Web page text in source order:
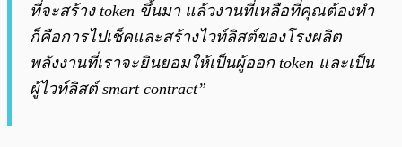
ที่จะสร้าง token ขึ้นมา แล้วงานที่เหลือที่คุณต้องทำ
ก็คือการไปเช็คและสร้างไวท์ลิสต์ของโรงผลิต
พลังงานที่เราจะยินยอมให้เป็นผู้ออก token และเป็น
ผู้ไวท์ลิสต์ smart contract”